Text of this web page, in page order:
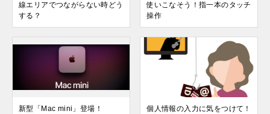
線エリアでつながらない時どう
する？
使いこなそう！指一本のタッチ
操作
新型「Mac mini」登場！
個人情報の入力に気をつけて！